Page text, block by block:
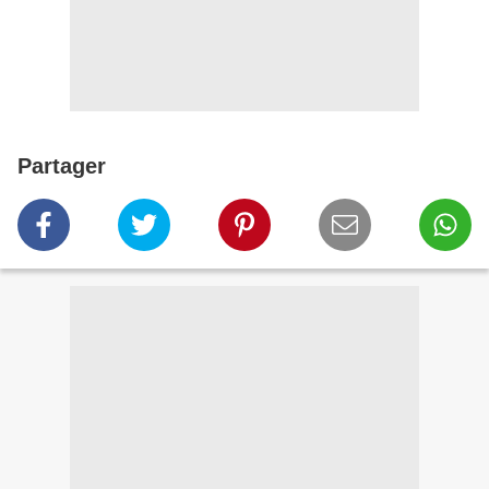
Partager